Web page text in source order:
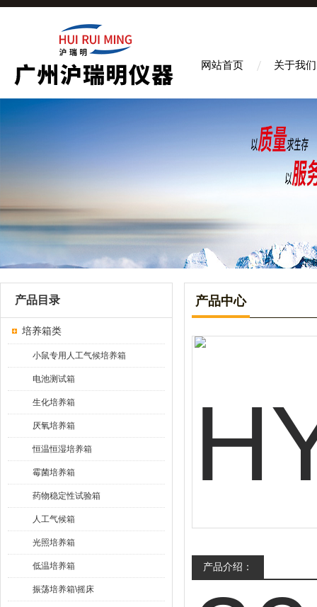
网站首页 关于我们
产品目录
培养箱类
小鼠专用人工气候培养箱
电池测试箱
生化培养箱
厌氧培养箱
恒温恒湿培养箱
霉菌培养箱
药物稳定性试验箱
人工气候箱
光照培养箱
低温培养箱
振荡培养箱\摇床
产品中心
产品介绍：